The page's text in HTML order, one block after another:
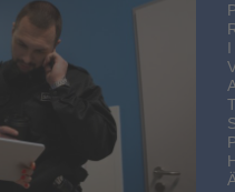
I